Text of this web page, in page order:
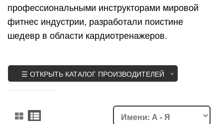
профессиональными инструкторами мировой
фитнес индустрии, разработали поистине
шедевр в области кардиотренажеров.
☰ ОТКРЫТЬ КАТАЛОГ ПРОИЗВОДИТЕЛЕЙ